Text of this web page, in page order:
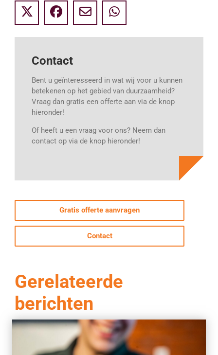
Contact
Bent u geïnteresseerd in wat wij voor u kunnen
betekenen op het gebied van duurzaamheid?
Vraag dan gratis een offerte aan via de knop
hieronder!
Of heeft u een vraag voor ons? Neem dan
contact op via de knop hieronder!
Gratis offerte aanvragen
Contact
Gerelateerde
berichten